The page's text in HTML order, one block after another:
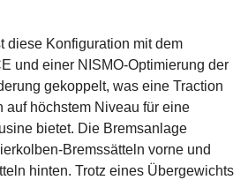
diese Konfiguration mit dem
und einer NISMO-Optimierung der
gekoppelt, was eine Traction
auf höchstem Niveau für eine
bietet. Die Bremsanlage
Bremssätteln vorne und
hinten. Trotz eines Übergewichts